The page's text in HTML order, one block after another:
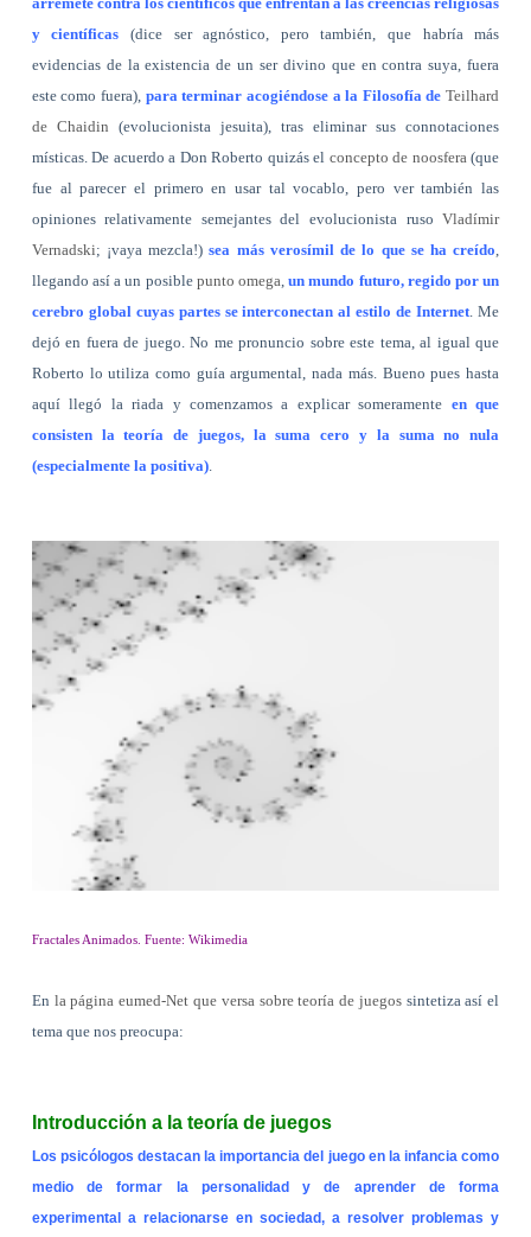
y científicas (dice ser agnóstico, pero también, que habría más
evidencias de la existencia de un ser divino que en contra suya, fuera
este como fuera), para terminar acogiéndose a la Filosofía de Teilhard
de Chaidin (evolucionista jesuita), tras eliminar sus connotaciones
místicas. De acuerdo a Don Roberto quizás el concepto de noosfera(que
fue al parecer el primero en usar tal vocablo, pero ver también las
opiniones relativamente semejantes del evolucionista rusoVladímir
Vernadski; ¡vaya mezcla!) sea más verosímil de lo que se ha creído,
llegando así a un posible punto omega,un mundo futuro, regido por un
cerebro global cuyas partes se interconectan al estilo de Internet. Me
dejó en fuera de juego. No me pronuncio sobre este tema, al igual que
Roberto lo utiliza como guía argumental, nada más. Bueno pues hasta
aquí llegó la riada y comenzamos a explicar someramente en que
consisten la teoría de juegos, la suma cero y la suma no nula
(especialmente la positiva).
Fractales Animados. Fuente: Wikimedia
En la página eumed-Net que versa sobre teoría de juegossintetiza así el
tema que nos preocupa:
Introducción a la teoría de juegos
Los psicólogos destacan la importancia del juego en la infancia como
medio de formar la personalidad y de aprender de forma
experimental a relacionarse en sociedad, a resolver problemas y